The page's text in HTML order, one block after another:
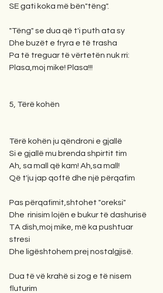
SE gati koka më bën"tëng".
"Tëng" se dua që t'i puth ata sy
Dhe buzët e fryra e të trasha
Pa të treguar të vërtetën nuk rri:
Plasa,moj mike! Plasa!!!
5, Tërë kohën
Tërë kohën ju qëndroni e gjallë
Si e gjallë mu brenda shpirtit tim
Ah, sa mall që kam! Ah,sa mall!
Që t'ju jap qoftë dhe një përqafim
Pas përqafimit,shtohet "oreksi"
Dhe  rinisim lojën e bukur të dashurisë
TA dish,moj mike, më ka pushtuar
stresi
Dhe ligështohem prej nostalgjisë.
Dua të vë krahë si zog e të nisem
fluturim